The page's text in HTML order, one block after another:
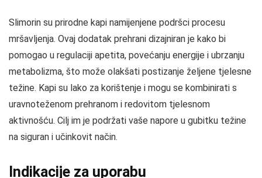
Slimorin su prirodne kapi namijenjene podršci procesu
mršavljenja. Ovaj dodatak prehrani dizajniran je kako bi
pomogao u regulaciji apetita, povećanju energije i ubrzanju
metabolizma, što može olakšati postizanje željene tjelesne
težine. Kapi su lako za korištenje i mogu se kombinirati s
uravnoteženom prehranom i redovitom tjelesnom
aktivnošću. Cilj im je podržati vaše napore u gubitku težine
na siguran i učinkovit način.
Indikacije za uporabu